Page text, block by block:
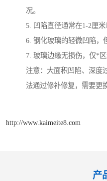
况。
5. 凹陷直径通常在1-2厘米
6. 钢化玻璃的轻微凹陷，
7. 玻璃边缘无损伤，仅*区
注意：大面积凹陷、深度
法通过修补修复，需要更
http://www.kaimeite8.com
产